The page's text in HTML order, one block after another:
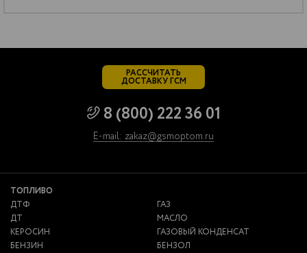
РАССЧИТАТЬ
ДОСТАВКУ ГСМ
8 (800) 222 36 01
E-mail: zakaz@gsmoptom.ru
ТОПЛИВО
ДТФ
ДТ
КЕРОСИН
БЕНЗИН
ГАЗ
МАСЛО
ГАЗОВЫЙ КОНДЕНСАТ
БЕНЗОЛ